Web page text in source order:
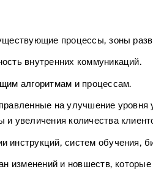
процессы, зоны
внутренних коммуникаций.
алгоритмам и процессам.
на улучшение уровня
и увеличения количества
систем обучения,
изменений и новшеств,